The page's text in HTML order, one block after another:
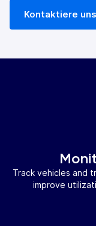
Kontaktiere uns
Track vehicles and
improve